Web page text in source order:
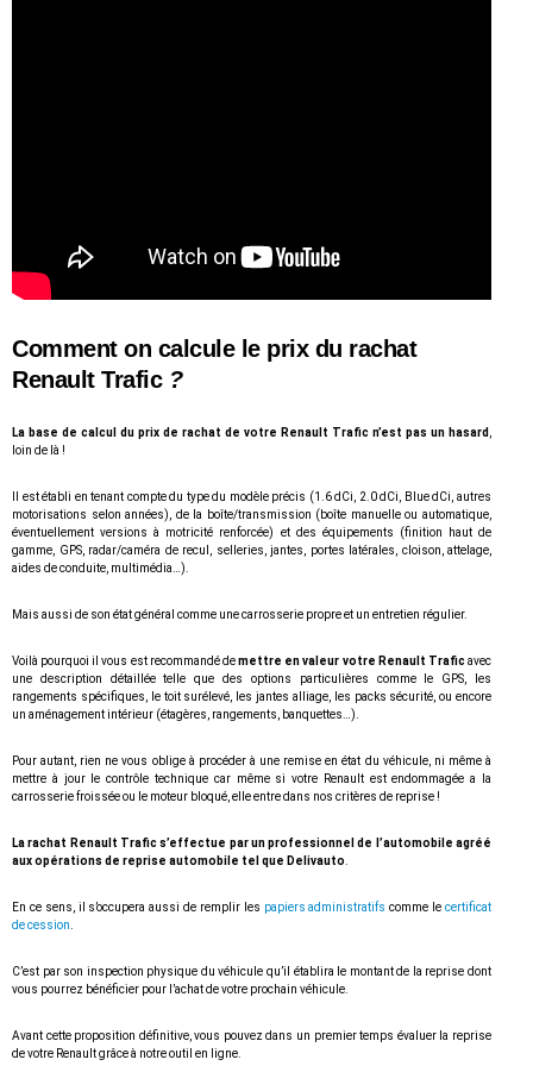
Comment on calcule le prix du rachat
Renault Trafic ?
La base de calcul du prix de rachat de votre Renault Trafic n’est pas un hasard
loin de là !
Il est établi en tenant compte du type du modèle précis (1.6 dCi, 2.0 dCi, Blue dCi, autres
motorisations selon années), de la boîte/transmission (boîte manuelle ou automatique,
éventuellement versions à motricité renforcée) et des équipements (finition haut de
gamme, GPS, radar/caméra de recul, selleries, jantes, portes latérales, cloison, attelage,
aides de conduite, multimédia…).
Mais aussi de son état général comme une carrosserie propre et un entretien régulier.
Voilà pourquoi il vous est recommandé demettre en valeur votre Renault Trafic avec
une description détaillée telle que des options particulières comme le GPS, les
rangements spécifiques, le toit surélevé, les jantes alliage, les packs sécurité, ou encore
un aménagement intérieur (étagères, rangements, banquettes…).
Pour autant, rien ne vous oblige à procéder à une remise en état du véhicule, ni même à
mettre à jour le contrôle technique car même si votre Renault est endommagée a la
carrosserie froissée ou le moteur bloqué, elle entre dans nos critères de reprise !
La rachat Renault Trafic s’effectue par un professionnel de l’automobile agréé
aux opérations de reprise automobile tel que Delivauto
En ce sens, il s’occupera aussi de remplir les papiers administratifs comme lecertificat
de cession
C’est par son inspection physique du véhicule qu’il établira le montant de la reprise dont
vous pourrez bénéficier pour l’achat de votre prochain véhicule.
Avant cette proposition définitive, vous pouvez dans un premier temps évaluer la reprise
de votre Renault grâce à notre outil en ligne.